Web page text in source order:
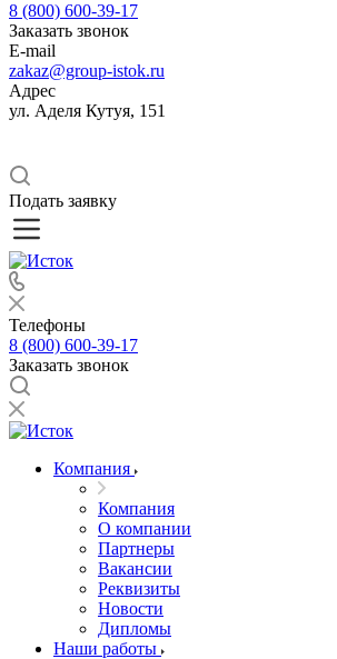
8 (800) 600-39-17
Заказать звонок
E-mail
zakaz@group-istok.ru
Адрес
ул. Аделя Кутуя, 151
Подать заявку
Телефоны
8 (800) 600-39-17
Заказать звонок
Компания
Компания
О компании
Партнеры
Вакансии
Реквизиты
Новости
Дипломы
Наши работы